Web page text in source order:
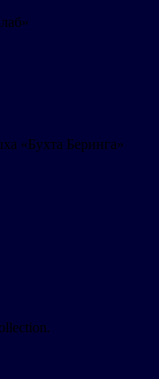
«Бухта Беринга»